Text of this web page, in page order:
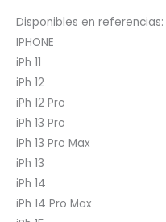
Disponibles en referencias:
IPHONE
iPh 11
iPh 12
iPh 12 Pro
iPh 13 Pro
iPh 13 Pro Max
iPh 13
iPh 14
iPh 14 Pro Max